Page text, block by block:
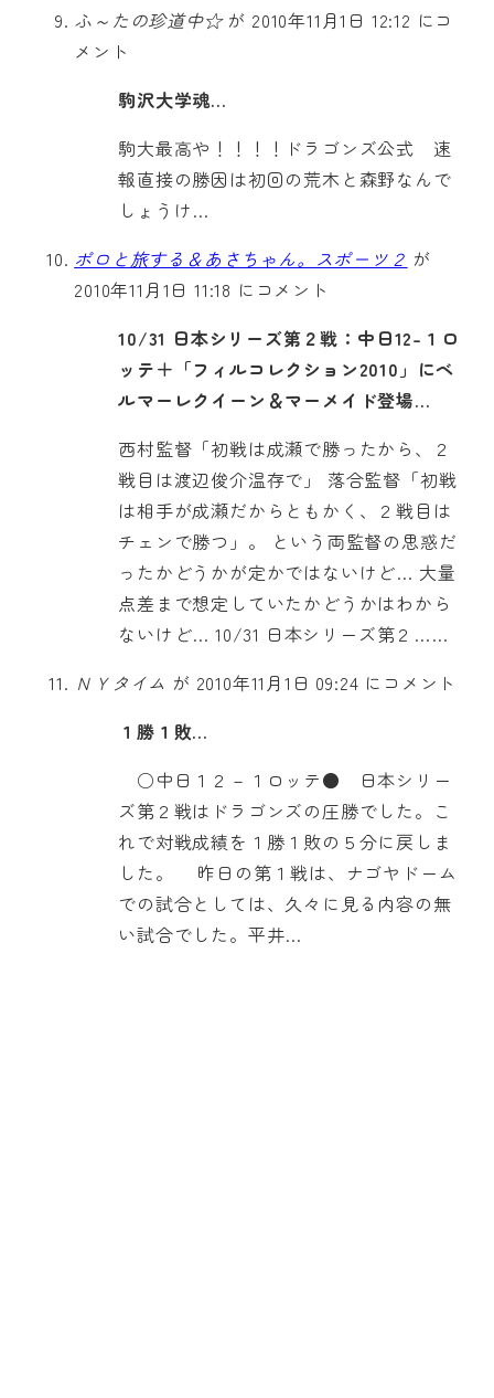
ふ～たの珍道中☆が 2010年11月1日 12:12 にコ
メント
駒沢大学魂…
駒大最高や！！！！ドラゴンズ公式 速
報直接の勝因は初回の荒木と森野なんで
しょうけ…
ポロと旅する＆あさちゃん。スポーツ２ が
2010年11月1日 11:18 にコメント
10/31 日本シリーズ第２戦：中日12-１ロ
ッテ＋「フィルコレクション2010」にベ
ルマーレクイーン＆マーメイド登場…
西村監督「初戦は成瀬で勝ったから、２
戦目は渡辺俊介温存で」 落合監督「初戦
は相手が成瀬だからともかく、２戦目は
チェンで勝つ」。 という両監督の思惑だ
ったかどうかが定かではないけど… 大量
点差まで想定していたかどうかはわから
ないけど… 10/31 日本シリーズ第２……
ＮＹタイム が 2010年11月1日 09:24 にコメント
１勝１敗…
○中日１２－１ロッテ● 日本シリー
ズ第２戦はドラゴンズの圧勝でした。こ
れで対戦成績を１勝１敗の５分に戻しま
した。 昨日の第１戦は、ナゴヤドーム
での試合としては、久々に見る内容の無
い試合でした。平井…